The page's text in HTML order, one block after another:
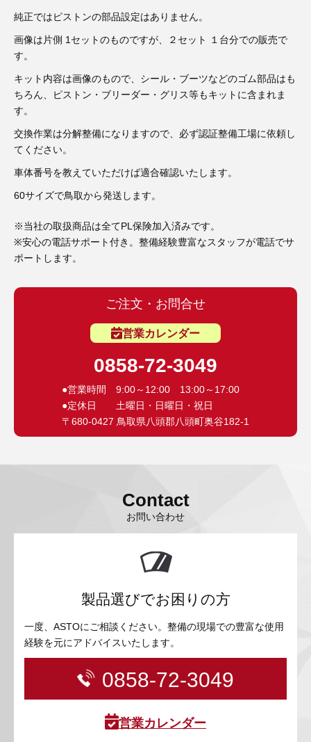
純正ではピストンの部品設定はありません。
画像は片側 1セットのものですが、２セット １台分での販売で
す。
キット内容は画像のもので、シール・ブーツなどのゴム部品はも
ちろん、ピストン・ブリーダー・グリス等もキットに含まれま
す。
交換作業は分解整備になりますので、必ず認証整備工場に依頼し
てください。
車体番号を教えていただけば適合確認いたします。
60サイズで鳥取から発送します。
※当社の取扱商品は全てPL保険加入済みです。
※安心の電話サポート付き。整備経験豊富なスタッフが電話でサ
ポートします。
ご注文・お問合せ
営業カレンダー
0858-72-3049
●営業時間 9:00～12:00 13:00～17:00
●定休日 土曜日・日曜日・祝日
〒680-0427 鳥取県八頭郡八頭町奥谷182-1
Contact
お問い合わせ
製品選びでお困りの方
一度、ASTOにご相談ください。整備の現場での豊富な使用
経験を元にアドバイスいたします。
0858-72-3049
営業カレンダー